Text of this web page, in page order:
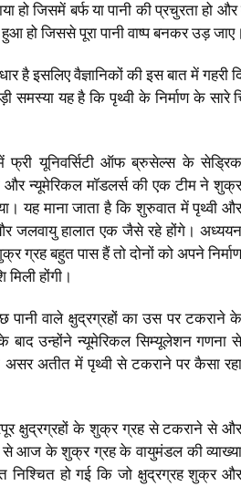
हो जिसमें बर्फ या पानी की प्रचुरता हो
हो जिससे पूरा पानी वाष्प बनकर उड़ जाए।
है इसलिए वैज्ञानिकों की इस बात में
समस्या यह है कि पृथ्वी के निर्माण के
फ्री यूनिवर्सिटी ऑफ ब्रुसेल्स के सेड्रिक
और न्यूमेरिकल मॉडलर्स की एक टीम ने
यह माना जाता है कि शुरुवात में पृथ्वी
जलवायु हालात एक जैसे रहे होंगे। अध्ययन
ग्रह बहुत पास हैं तो दोनों को अपने
होंगी।
वाले क्षुद्रग्रहों का उस पर टकराने के
बाद उन्होंने न्यूमेरिकल सिम्यूलेशन गणना
असर अतीत में पृथ्वी से टकराने पर कैसा रहा
क्षुद्रग्रहों के शुक्र ग्रह से टकराने से
आज के शुक्र ग्रह के वायुमंडल की व्याख्या
निश्चित हो गई कि जो क्षुद्रग्रह शुक्र